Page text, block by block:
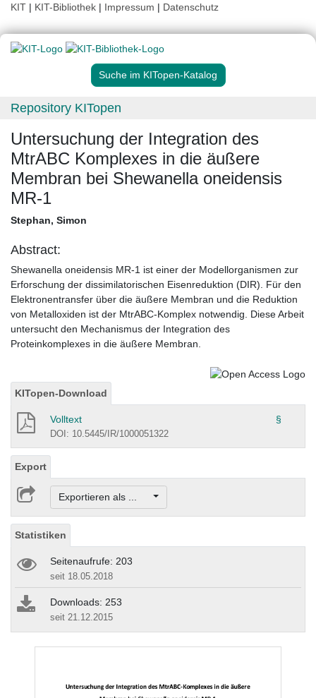
KIT | KIT-Bibliothek | Impressum | Datenschutz
Suche im KITopen-Katalog
Repository KITopen
Untersuchung der Integration des
MtrABC Komplexes in die äußere
Membran bei Shewanella oneidensis
MR-1
Stephan, Simon
Abstract:
Shewanella oneidensis MR-1 ist einer der Modellorganismen zur
Erforschung der dissimilatorischen Eisenreduktion (DIR). Für den
Elektronentransfer über die äußere Membran und die Reduktion
von Metalloxiden ist der MtrABC-Komplex notwendig. Diese Arbeit
untersucht den Mechanismus der Integration des
Proteinkomplexes in die äußere Membran.
KITopen-Download
Volltext §
DOI: 10.5445/IR/1000051322
Export
Exportieren als ...
Statistiken
Seitenaufrufe: 203
seit 18.05.2018
Downloads: 253
seit 21.12.2015